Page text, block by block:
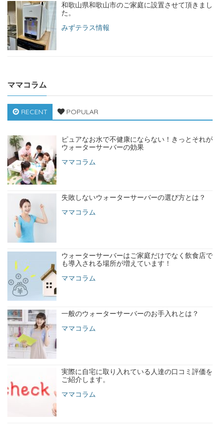
和歌山県和歌山市のご家庭に設置させて頂きまし
た。
みずテラス情報
ママコラム
RECENT POPULAR
ピュアなお水で不健康にならない！きっとそれが
ウォーターサーバーの効果
ママコラム
失敗しないウォーターサーバーの選び方とは？
ママコラム
ウォーターサーバーはご家庭だけでなく飲食店で
も導入される場所が増えています！
ママコラム
一般のウォーターサーバーのお手入れとは？
ママコラム
実際に自宅に取り入れている人達の口コミ評価を
ご紹介します。
ママコラム